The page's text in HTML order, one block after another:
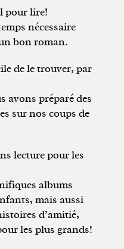
pour lire!
nécessaire
bon roman.
de le trouver, par
avons préparé des
sur nos coups de
lecture pour les
albums
mais aussi
d’amitié,
les plus grands!